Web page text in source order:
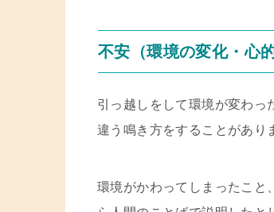
不安（環境の変化・心
引っ越しをして環境が変わっ
違う鳴き方をすることがあり
環境がかわってしまったこと